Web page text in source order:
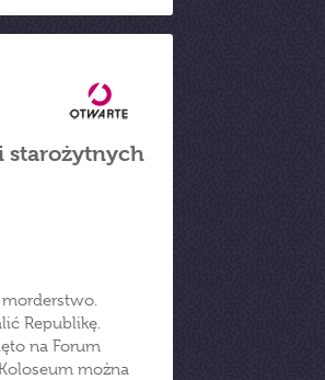
starożytnych
morderstwo.
Republikę.
na Forum
można